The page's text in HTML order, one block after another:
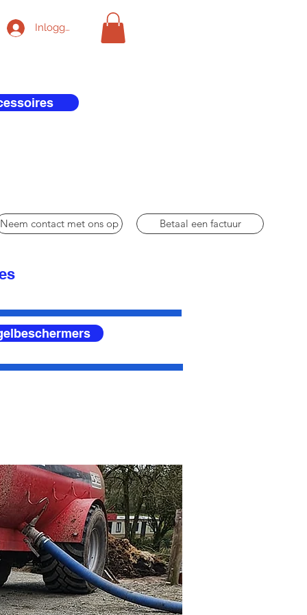
Inloggen
Neem contact met ons op Betaal een factuur